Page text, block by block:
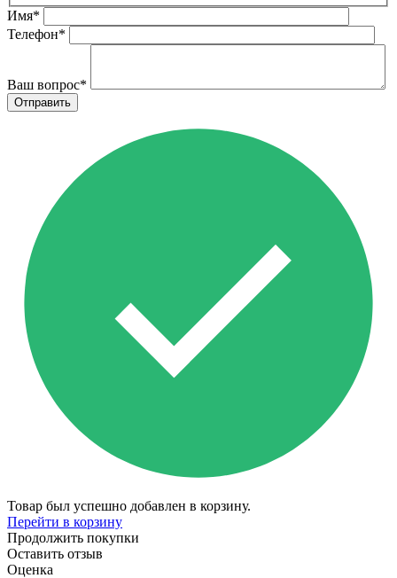
Имя*
Телефон*
Ваш вопрос*
Товар был успешно добавлен в корзину.
Перейти в корзину
Продолжить покупки
Оставить отзыв
Оценка